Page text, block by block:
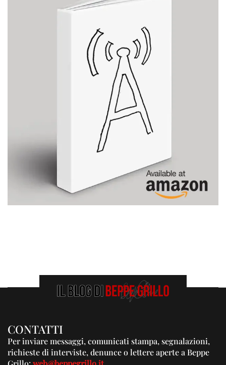
CONTATTI
Per inviare messaggi, comunicati stampa, segnalazioni,
richieste di interviste, denunce o lettere aperte a Beppe